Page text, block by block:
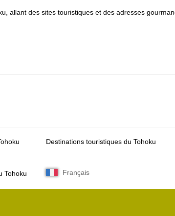
allant des sites touristiques et des adresses
Destinations touristiques du Tohoku
Tohoku Français